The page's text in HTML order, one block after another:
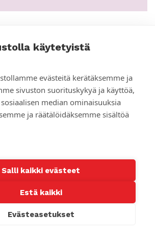
käytetyistä
evästeitä kerätäksemme ja
sivuston suorituskykyä ja käyttöä,
median ominaisuuksia
ja räätälöidäksemme sisältöä
Salli kaikki evästeet
Estä kaikki
Evästeasetuksetsymposiumi 19.1.2021